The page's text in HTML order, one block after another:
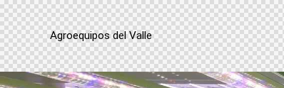
Agroequipos del Valle